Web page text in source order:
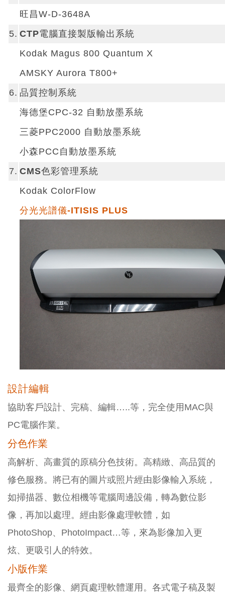
旺昌W-D-3648A
5. CTP電腦直接製版輸出系統
Kodak Magus 800 Quantum X
AMSKY Aurora T800+
6. 品質控制系統
海德堡CPC-32 自動放墨系統
三菱PPC2000 自動放墨系統
小森PCC自動放墨系統
7. CMS色彩管理系統
Kodak ColorFlow
分光光譜儀-ITISIS PLUS
設計編輯
協助客戶設計、完稿、編輯…..等，完全使用MAC與
PC電腦作業。
分色作業
高解析、高畫質的原稿分色技術。高精緻、高品質的
修色服務。將已有的圖片或照片經由影像輸入系統，
如掃描器、數位相機等電腦周邊設備，轉為數位影
像，再加以處理。經由影像處理軟體，如
PhotoShop、PhotoImpact…等，來為影像加入更
炫、更吸引人的特效。
小版作業
最齊全的影像、網頁處理軟體運用。各式電子稿及製